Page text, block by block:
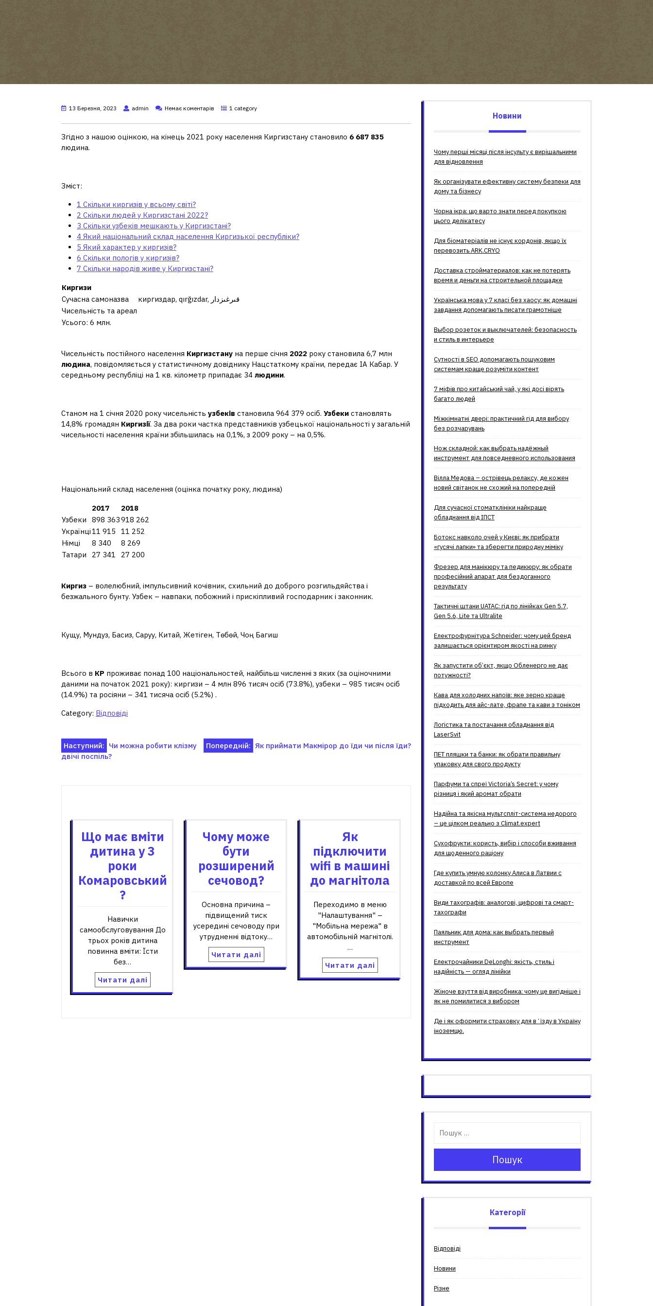
13 Березня, 2023 admin Немає коментарів 1 category
Згідно з нашою оцінкою, на кінець 2021 року населення Киргизстану становило 6 687 835
людина.
Зміст:
1 Скільки киргизів у всьому світі?
2 Скільки людей у ​​Киргизстані 2022?
3 Скільки узбеків мешкають у Киргизстані?
4 Який національний склад населення Киргизької республіки?
5 Який характер у киргизів?
6 Скільки пологів у киргизів?
7 Скільки народів живе у Киргизстані?
Киргизи
Сучасна самоназва
киргиздар, qırğızdar, قىرغىزدار
Чисельність та ареал
Усього: 6 млн.
Чисельність постійного населення Киргизстану на перше січня 2022 року становила 6,7 млн
людина, повідомляється у статистичному довіднику Нацстаткому країни, передає ІА Кабар. У
середньому республіці на 1 кв. кілометр припадає 34 людини.
Станом на 1 січня 2020 року чисельність узбеків становила 964 379 осіб. Узбеки становлять
14,8% громадян Киргизії. За два роки частка представників узбецької національності у загальній
чисельності населення країни збільшилась на 0,1%, з 2009 року – на 0,5%.
Національний склад населення (оцінка початку року, людина)
2017
2018
Узбеки
898 363918 262
Українці11 915
11 252
Німці
8 340
8 269
Татари
27 341 27 200
Киргиз – волелюбний, імпульсивний кочівник, схильний до доброго розгильдяйства і
безжального бунту. Узбек – навпаки, побожний і прискіпливий господарник і законник.
Кущу, Мундуз, Басиз, Саруу, Китай, Жетіген, Төбөй, Чоң Багиш
Всього в КР проживає понад 100 національностей, найбільш численні з яких (за оціночними
даними на початок 2021 року): киргизи – 4 млн 896 тисяч осіб (73.8%), узбеки – 985 тисяч осіб
(14.9%) та росіяни – 341 тисяча осіб (5.2%) .
Category: Відповіді
Навігація
Попередній: Як приймати Макмірор до їди чи після їди?
Наступний: Чи можна робити клізму
двічі поспіль?
Що має вміти
дитина у 3
роки
Комаровський
?
Навички
самообслуговування До
трьох років дитина
повинна вміти: Їсти
без…
Читати далі
Чому може
бути
розширений
сечовод?
Основна причина –
підвищений тиск
усередині сечоводу при
утрудненні відтоку…
Читати далі
Як
підключити
wifi в машині
до магнітола
Переходимо в меню
"Налаштування" –
"Мобільна мережа" в
автомобільній магнітолі.
…
Читати далі
Новини
Чому перші місяці після інсульту є вирішальними
для відновлення
Як організувати ефективну систему безпеки для
дому та бізнесу
Чорна ікра: що варто знати перед покупкою
цього делікатесу
Для біоматеріалів не існує кордонів, якщо їх
перевозить ARK.CRYO
Доставка стройматериалов: как не потерять
время и деньги на строительной площадке
Українська мова у 7 класі без хаосу: як домашні
завдання допомагають писати грамотніше
Выбор розеток и выключателей: безопасность
и стиль в интерьере
Сутності в SEO допомагають пошуковим
системам краще розуміти контент
7 міфів про китайський чай, у які досі вірять
багато людей
Міжкімнатні двері: практичний гід для вибору
без розчарувань
Нож складной: как выбрать надёжный
инструмент для повседневного использования
Вілла Медова – острівець релаксу, де кожен
новий світанок не схожий на попередній
Для сучасної стоматклініки найкраще
обладнання від ІПСТ
Ботокс навколо очей у Києві: як прибрати
«гусячі лапки» та зберегти природну міміку
Фрезер для манікюру та педикюру: як обрати
професійний апарат для бездоганного
результату
Тактичні штани UATAC: гід по лінійках Gen 5.7,
Gen 5.6, Lite та Ultralite
Електрофурнітура Schneider: чому цей бренд
залишається орієнтиром якості на ринку
Як запустити об’єкт, якщо Обленерго не дає
потужності?
Кава для холодних напоїв: яке зерно краще
підходить для айс-лате, фрапе та кави з тоніком
Логістика та постачання обладнання від
LaserSvit
ПЕТ пляшки та банки: як обрати правильну
упаковку для свого продукту
Парфуми та спреї Victoria’s Secret: у чому
різниця і який аромат обрати
Надійна та якісна мультспліт-система недорого
– це цілком реально з Climat.еxpert
Сухофрукти: користь, вибір і способи вживання
для щоденного раціону
Где купить умную колонку Алиса в Латвии с
доставкой по всей Европе
Види тахографів: аналогові, цифрові та смарт-
тахографи
Паяльник для дома: как выбрать первый
инструмент
Електрочайники DeLonghi: якість, стиль і
надійність — огляд лінійки
Жіноче взуття від виробника: чому це вигідніше і
як не помилитися з вибором
Де і як оформити страховку для вʼїзду в Україну
іноземцю.
Пошук
Категорії
Відповіді
Новини
Різне